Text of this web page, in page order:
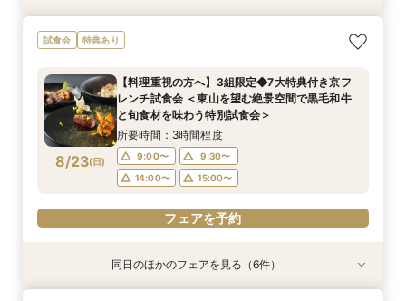
8/22(土)
《日本の美しき花嫁へ》伝統と絆を大切にする本
格和婚を実現！有名神社紹介×和婚スタイル相談
所要時間：3時間程度
9:00〜
9:30〜
14:00〜
15:00〜
フェアを予約
8/22(土)
【料理重視の方へ】3組限定◆7大特典付き京フ
レンチ試食会 ＜東山を望む絶景空間で黒毛和牛
所要時間：3時間程度
9:00〜
9:30〜
14:00〜
15:00〜
フェアを予約
8/22(土)
【70名以上ご検討の方】京都最大級の会場見学×
口コミ高評価2万円相当試食
9:00〜
9:30〜
14:00〜
15:00〜
フェアを予約
8/22(土)
《少人数専用会場が大好評！》家族の絆を結ぶ
アットホームな少人数ウエディングフェア【挙式
試食付き】
所要時間：3時間程度
9:00〜
9:30〜
14:00〜
15:00〜
フェアを予約
8/22(土)
【おもてなし重視の方必見】歴史×モダンの寛ぎ
空間＆特別試食会
9:00〜
9:30〜
14:00〜
15:00〜
フェアを予約
8/22(土)
【東京開催】関東在住の方必見《フナツル》出張
ご相談会＆お打合せ【式場選び～結婚式の準備・
や新幹線代プレゼントも！
所要時間：3時間程度
9:00〜 15:00〜
フェアを予約
試食会 特典あり
8/23(日)
【料理重視の方へ】3組限定◆7大特典付き京フ
レンチ試食会 ＜東山を望む絶景空間で黒毛和牛
と旬食材を味わう特別試食会＞
所要時間：3時間程度
9:00〜
9:30〜
14:00〜
15:00〜
フェアを予約
特典あり
特典あり
特典あり
特典あり
特典あり
特典あり同日のほかのフェアを見る（6件）